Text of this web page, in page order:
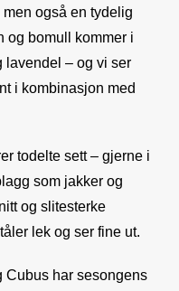
også en tydelig
og bomull kommer i
lavendel – og vi ser
i kombinasjon med
todelte sett – gjerne i
som jakker og
og slitesterke
lek og ser fine ut.
Cubus har sesongens